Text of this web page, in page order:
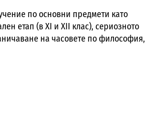
по основни предмети като
етап (в XI и XII клас), сериозното
на часовете по философия,